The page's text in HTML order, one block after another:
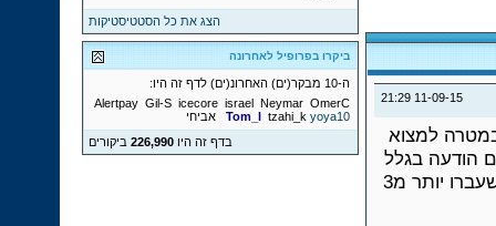
11-09-15
21:29
למצוא
הודעה בגלל
חוסר תגובות ומכיוון שאין לי אפשרות להגיב על נושאים שעברו יותר מ3
הצג את כל הסטטיסטיקות
ביקרו בפרופיל לאחרונה
ה-10 מבקר(ים) האחרונ(ים) לדף זה היו:
Alertpay Gil-S icecore israel Neymar OmerC
Tom_l tzahi_k yoya10
אביחי
בדף זה היו226,990 ביקורים